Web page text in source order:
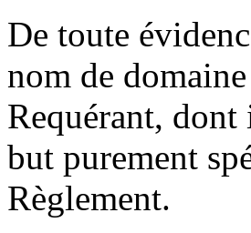
De toute
nom de
Requérant,
but purement
Règlement.